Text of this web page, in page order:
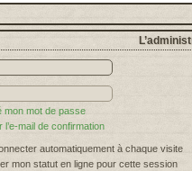
mon mot de passe
l’e-mail de confirmation
automatiquement à chaque visite
mon statut en ligne pour cette session